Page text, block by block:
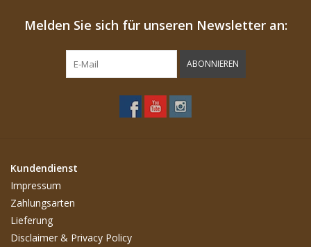
Melden Sie sich für unseren Newsletter an:
ABONNIEREN
Kundendienst
Impressum
Zahlungsarten
Lieferung
Disclaimer & Privacy Policy